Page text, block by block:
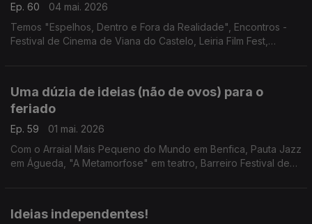
Ep. 60
04 mai. 2026
Temos "Espelhos, Dentro e Fora da Realidade", Encontros -
Festival de Cinema de Viana do Castelo, Leiria Film Fest,
Uma dúzia de ideias (não de ovos) para o
feriado
Ep. 59
01 mai. 2026
Com o Arraial Mais Pequeno do Mundo em Benfica, Pauta Jazz
em Águeda, "A Metamorfose" em teatro, Barreiro Festival de
Ideias independentes!